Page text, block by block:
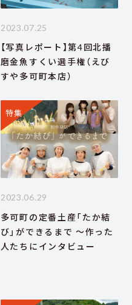
2023.07.25
【写真レポート】第4回北播
磨金魚すくい選手権（えび
すや多可町本店）
特集
2023.06.29
多可町の定番土産「たか結
び」ができるまで ～作った
人たちにインタビュー